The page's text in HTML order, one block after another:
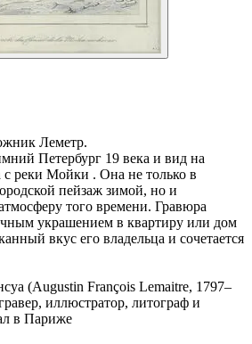
Леметр.
Петербург 19 века и вид на
с реки Мойки . Она не только в
пейзаж зимой, но и
того времени. Гравюра
украшением в квартиру или дом
вкус его владельца и сочетается
(Augustin François Lemaitre, 1797–
иллюстратор, литограф и
в Париже